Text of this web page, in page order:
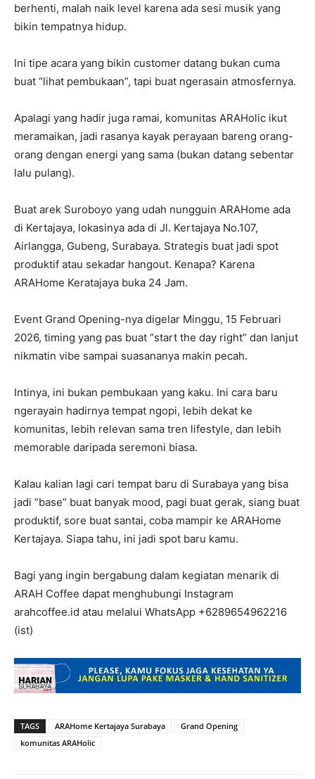
berhenti, malah naik level karena ada sesi musik yang
bikin tempatnya hidup.
Ini tipe acara yang bikin customer datang bukan cuma
buat “lihat pembukaan”, tapi buat ngerasain atmosfernya.
Apalagi yang hadir juga ramai, komunitas ARAHolic ikut
meramaikan, jadi rasanya kayak perayaan bareng orang-
orang dengan energi yang sama (bukan datang sebentar
lalu pulang).
Buat arek Suroboyo yang udah nungguin ARAHome ada
di Kertajaya, lokasinya ada di Jl. Kertajaya No.107,
Airlangga, Gubeng, Surabaya. Strategis buat jadi spot
produktif atau sekadar hangout. Kenapa? Karena
ARAHome Keratajaya buka 24 Jam.
Event Grand Opening-nya digelar Minggu, 15 Februari
2026, timing yang pas buat “start the day right” dan lanjut
nikmatin vibe sampai suasananya makin pecah.
Intinya, ini bukan pembukaan yang kaku. Ini cara baru
ngerayain hadirnya tempat ngopi, lebih dekat ke
komunitas, lebih relevan sama tren lifestyle, dan lebih
memorable daripada seremoni biasa.
Kalau kalian lagi cari tempat baru di Surabaya yang bisa
jadi “base” buat banyak mood, pagi buat gerak, siang buat
produktif, sore buat santai, coba mampir ke ARAHome
Kertajaya. Siapa tahu, ini jadi spot baru kamu.
Bagi yang ingin bergabung dalam kegiatan menarik di
ARAH Coffee dapat menghubungi Instagram
arahcoffee.id atau melalui WhatsApp +6289654962216
(ist)
TAGS ARAHome Kertajaya Surabaya
Grand Opening
komunitas ARAHolic